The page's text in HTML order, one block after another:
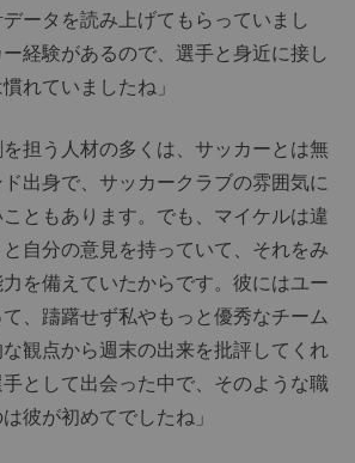
ータを読み上げてもらっていまし
経験があるので、選手と身近に接し
れていましたね」
担う人材の多くは、サッカーとは無
出身で、サッカークラブの雰囲気に
ともあります。でも、マイケルは違
自分の意見を持っていて、それをみ
を備えていたからです。彼にはユー
、躊躇せず私やもっと優秀なチーム
観点から週末の出来を批評してくれ
として出会った中で、そのような職
彼が初めてでしたね」